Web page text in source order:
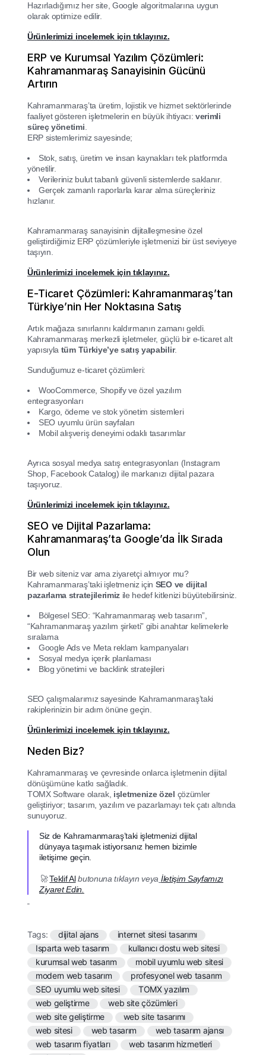
Hazırladığımız her site, Google algoritmalarına uygun
olarak optimize edilir.
Ürünlerimizi incelemek için tıklayınız.
ERP ve Kurumsal Yazılım Çözümleri:
Kahramanmaraş Sanayisinin Gücünü
Artırın
Kahramanmaraş’ta üretim, lojistik ve hizmet sektörlerinde
faaliyet gösteren işletmelerin en büyük ihtiyacı: verimli
süreç yönetimi
ERP sistemlerimiz sayesinde;
Stok, satış, üretim ve insan kaynakları tek platformda
yönetilir.
Verileriniz bulut tabanlı güvenli sistemlerde saklanır.
Gerçek zamanlı raporlarla karar alma süreçleriniz
hızlanır.
Kahramanmaraş sanayisinin dijitalleşmesine özel
geliştirdiğimiz ERP çözümleriyle işletmenizi bir üst seviyeye
taşıyın.
Ürünlerimizi incelemek için tıklayınız.
E-Ticaret Çözümleri: Kahramanmaraş’tan
Türkiye’nin Her Noktasına Satış
Artık mağaza sınırlarını kaldırmanın zamanı geldi.
Kahramanmaraş merkezli işletmeler, güçlü bir e-ticaret alt
yapısıyla tüm Türkiye’ye satış yapabilir.
Sunduğumuz e-ticaret çözümleri:
WooCommerce, Shopify ve özel yazılım
entegrasyonları
Kargo, ödeme ve stok yönetim sistemleri
SEO uyumlu ürün sayfaları
Mobil alışveriş deneyimi odaklı tasarımlar
Ayrıca sosyal medya satış entegrasyonları (Instagram
Shop, Facebook Catalog) ile markanızı dijital pazara
taşıyoruz.
Ürünlerimizi incelemek için tıklayınız.
SEO ve Dijital Pazarlama:
Kahramanmaraş’ta Google’da İlk Sırada
Olun
Bir web siteniz var ama ziyaretçi almıyor mu?
Kahramanmaraş’taki işletmeniz için SEO ve dijital
pazarlama stratejilerimiz ile hedef kitlenizi büyütebilirsiniz.
Bölgesel SEO: “Kahramanmaraş web tasarım”,
“Kahramanmaraş yazılım şirketi” gibi anahtar kelimelerle
sıralama
Google Ads ve Meta reklam kampanyaları
Sosyal medya içerik planlaması
Blog yönetimi ve backlink stratejileri
SEO çalışmalarımız sayesinde Kahramanmaraş’taki
rakiplerinizin bir adım önüne geçin.
Ürünlerimizi incelemek için tıklayınız.
Neden Biz?
Kahramanmaraş ve çevresinde onlarca işletmenin dijital
dönüşümüne katkı sağladık.
TOMX Software olarak, işletmenize özel çözümler
geliştiriyor; tasarım, yazılım ve pazarlamayı tek çatı altında
sunuyoruz.
Siz de Kahramanmaraş’taki işletmenizi dijital
dünyaya taşımak istiyorsanız hemen bizimle
iletişime geçin.
🚀Teklif Albutonuna tıklayın veya İletişim Sayfamızı
Ziyaret Edin.
Tags: dijital ajans
internet sitesi tasarımı
Isparta web tasarım
kullanıcı dostu web sitesi
kurumsal web tasarım
mobil uyumlu web sitesi
modern web tasarım
profesyonel web tasarım
SEO uyumlu web sitesi
TOMX yazılım
web geliştirme
web site çözümleri
web site geliştirme
web site tasarımı
web sitesi
web tasarım
web tasarım ajansı
web tasarım fiyatları
web tasarım hizmetleri